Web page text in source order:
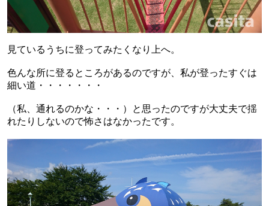
見ているうちに登ってみたくなり上へ。
色んな所に登るところがあるのですが、私が登ったすぐは
細い道・・・・・・・
（私、通れるのかな・・・）と思ったのですが大丈夫で揺
れたりしないので怖さはなかったです。